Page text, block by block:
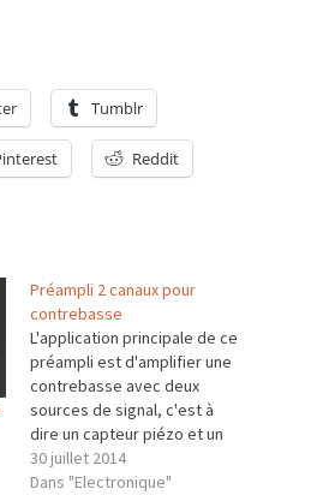
Tumblr
Reddit
Préampli 2 canaux pour
contrebasse
L'application principale de ce
préampli est d'amplifier une
contrebasse avec deux
sources de signal, c'est à
dire un capteur piézo et un
microphone statique ou
dynamique (les deux
30 juillet 2014
Dans "Electronique"